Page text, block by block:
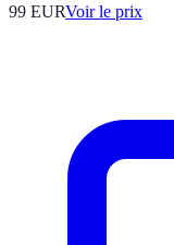
99 EURVoir le prix